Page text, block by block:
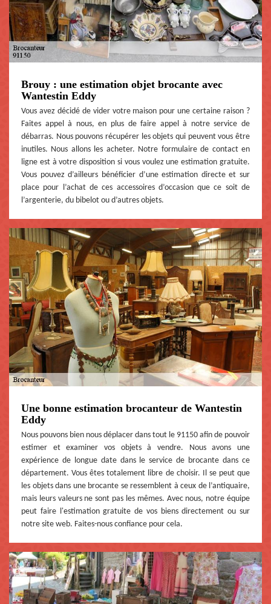
Brouy : une estimation objet brocante avec
Wantestin Eddy
Vous avez décidé de vider votre maison pour une certaine raison ?
Faites appel à nous, en plus de faire appel à notre service de
débarras. Nous pouvons récupérer les objets qui peuvent vous être
inutiles. Nous allons les acheter. Notre formulaire de contact en
ligne est à votre disposition si vous voulez une estimation gratuite.
Vous pouvez d’ailleurs bénéficier d’une estimation directe et sur
place pour l’achat de ces accessoires d’occasion que ce soit de
l’argenterie, du bibelot ou d’autres objets.
Une bonne estimation brocanteur de Wantestin
Eddy
Nous pouvons bien nous déplacer dans tout le 91150 afin de pouvoir
estimer et examiner vos objets à vendre. Nous avons une
expérience de longue date dans le service de brocante dans ce
département. Vous êtes totalement libre de choisir. Il se peut que
les objets dans une brocante se ressemblent à ceux de l’antiquaire,
mais leurs valeurs ne sont pas les mêmes. Avec nous, notre équipe
peut faire l'estimation gratuite de vos biens directement ou sur
notre site web. Faites-nous confiance pour cela.